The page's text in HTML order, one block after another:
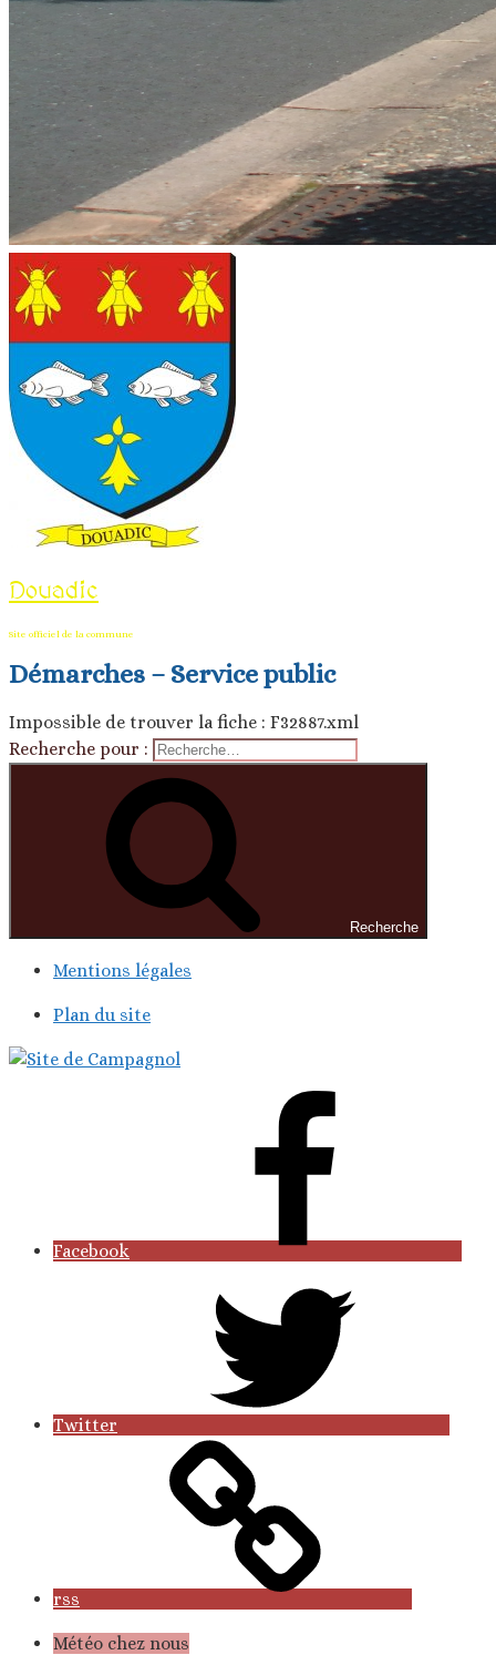
Douadic
Site officiel de la commune
Démarches – Service public
Impossible de trouver la fiche : F32887.xml
Recherche pour :
Recherche
Mentions légales
Plan du site
Facebook
Twitter
rss
Météo chez nous